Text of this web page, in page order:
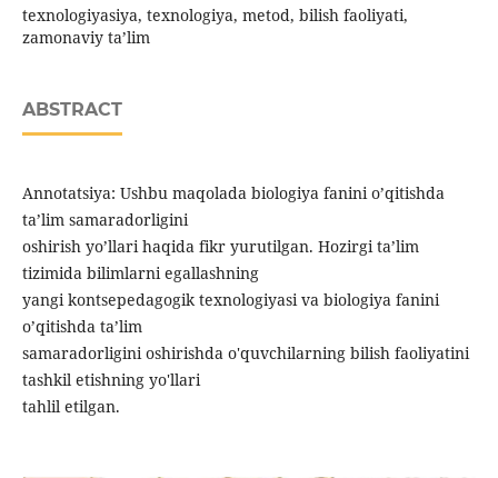
texnologiyasiya, texnologiya, metod, bilish faoliyati,
zamonaviy ta’lim
ABSTRACT
Annotatsiya: Ushbu maqolada biologiya fanini o’qitishda
ta’lim samaradorligini
oshirish yo’llari haqida fikr yurutilgan. Hozirgi ta’lim
tizimida bilimlarni egallashning
yangi kontsepedagogik texnologiyasi va biologiya fanini
o’qitishda ta’lim
samaradorligini oshirishda o'quvchilarning bilish faoliyatini
tashkil etishning yo'llari
tahlil etilgan.